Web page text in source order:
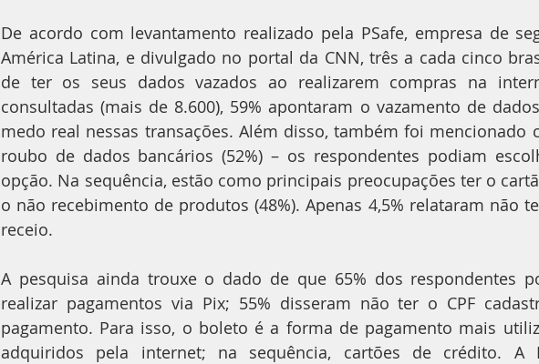
De acordo com levantamento realizado pela PSafe, empresa de
América Latina, e divulgado no portal da CNN, três a cada cinco
de ter os seus dados vazados ao realizarem compras na
consultadas (mais de 8.600), 59% apontaram o vazamento de
medo real nessas transações. Além disso, também foi mencionado
roubo de dados bancários (52%) – os respondentes podiam
opção. Na sequência, estão como principais preocupações ter o
o não recebimento de produtos (48%). Apenas 4,5% relataram não
receio.
A pesquisa ainda trouxe o dado de que 65% dos respondentes
realizar pagamentos via Pix; 55% disseram não ter o CPF
pagamento. Para isso, o boleto é a forma de pagamento mais
adquiridos pela internet; na sequência, cartões de crédito.